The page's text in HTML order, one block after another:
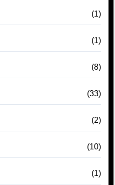
(1)
(1)
(8)
(33)
(2)
(10)
(1)